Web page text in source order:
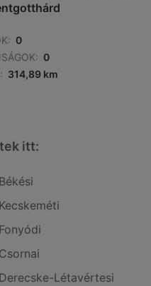
0
0
314,89 km
itt:
Létavértesi